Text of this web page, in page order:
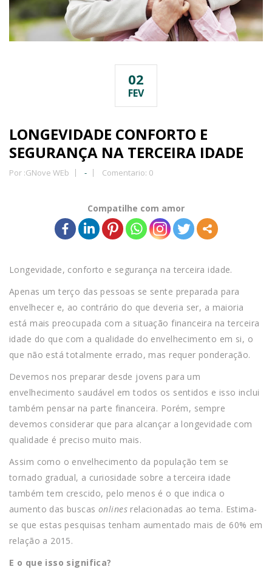
02
FEV
LONGEVIDADE CONFORTO E
SEGURANÇA NA TERCEIRA IDADE
Por :GNove WEb - Comentario: 0
Compatilhe com amor
Longevidade, conforto e segurança na terceira idade.
Apenas um terço das pessoas se sente preparada para
envelhecer e, ao contrário do que deveria ser, a maioria
está mais preocupada com a situação financeira na terceira
idade do que com a qualidade do envelhecimento em si, o
que não está totalmente errado, mas requer ponderação.
Devemos nos preparar desde jovens para um
envelhecimento saudável em todos os sentidos e isso inclui
também pensar na parte financeira. Porém, sempre
devemos considerar que para alcançar a longevidade com
qualidade é preciso muito mais.
Assim como o envelhecimento da população tem se
tornado gradual, a curiosidade sobre a terceira idade
também tem crescido, pelo menos é o que indica o
aumento das buscas onlinesrelacionadas ao tema. Estima-
se que estas pesquisas tenham aumentado mais de 60% em
relação a 2015.
E o que isso significa?